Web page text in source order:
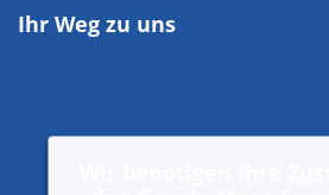
Ihr Weg zu uns